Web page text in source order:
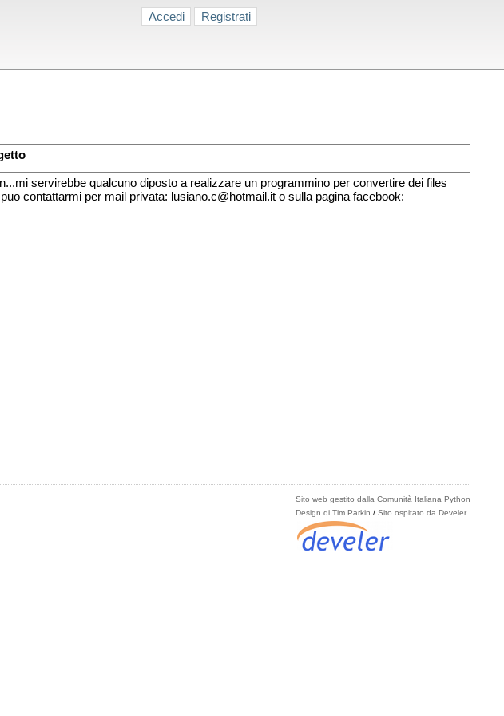
Accedi Registrati
servirebbe qualcuno diposto a realizzare un programmino per convertire dei files
contattarmi per mail privata: lusiano.c@hotmail.it o sulla pagina facebook:
Sito web gestito dalla Comunità Italiana Python
Design di Tim Parkin /Sito ospitato da Develer